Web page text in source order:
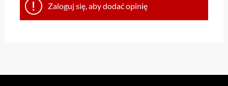
Zaloguj się, aby dodać opinię